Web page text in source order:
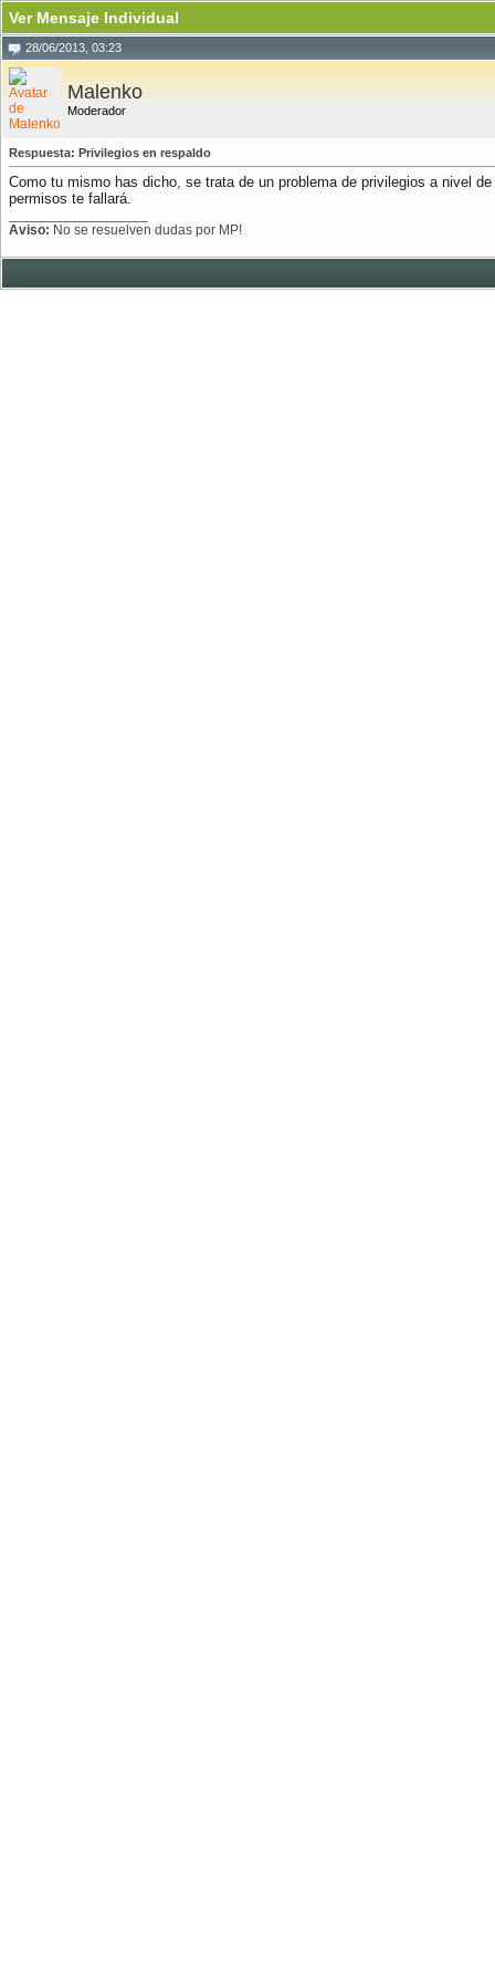
Ver Mensaje Individual
28/06/2013, 03:23
Malenko
Moderador
Respuesta: Privilegios en respaldo
Como tu mismo has dicho, se trata de un problema de privilegios a nivel
permisos te fallará.
Aviso: No se resuelven dudas por MP!